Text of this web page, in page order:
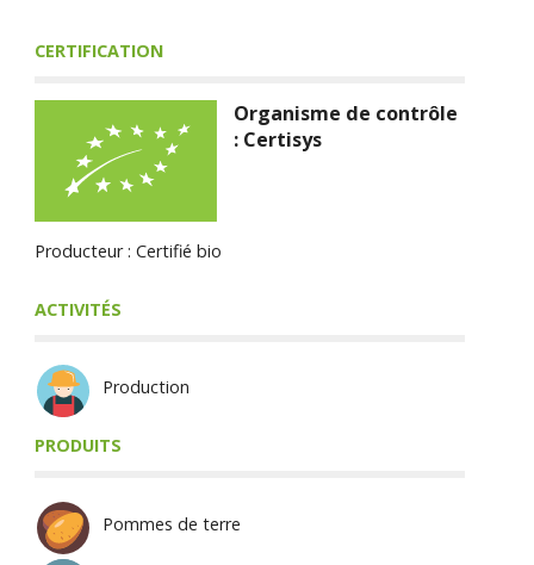
CERTIFICATION
Organisme de contrôle
: Certisys
Producteur : Certifié bio
ACTIVITÉS
Production
PRODUITS
Pommes de terre